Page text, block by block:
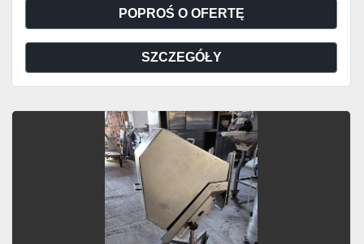
POPROŚ O OFERTĘ
SZCZEGÓŁY